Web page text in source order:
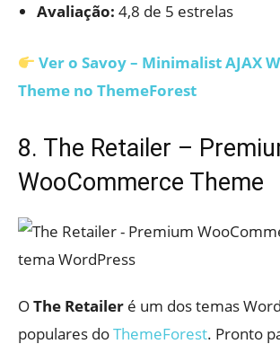
Avaliação: 4,8 de 5 estrelas
Ver o Savoy – Minimalist AJAX
Theme no ThemeForest
8. The Retailer –
WooCommerce Theme
OThe Retailer é um dos temas
populares doThemeForest. Pronto